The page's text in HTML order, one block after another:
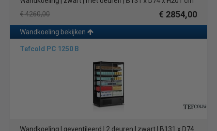
€ 4260,00
€ 2854,00
Wandkoeling bekijken
Tefcold PC 1250 B
Wandkoeling | geventileerd | 2 deuren | zwart | B131 x D74